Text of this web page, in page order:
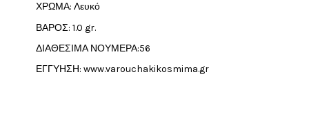
ΧΡΩΜΑ: Λευκό
ΒΑΡΟΣ: 1.0 gr.
ΔΙΑΘΕΣΙΜΑ ΝΟΥΜΕΡΑ:56
ΕΓΓΥΗΣΗ: www.varouchakikosmima.gr